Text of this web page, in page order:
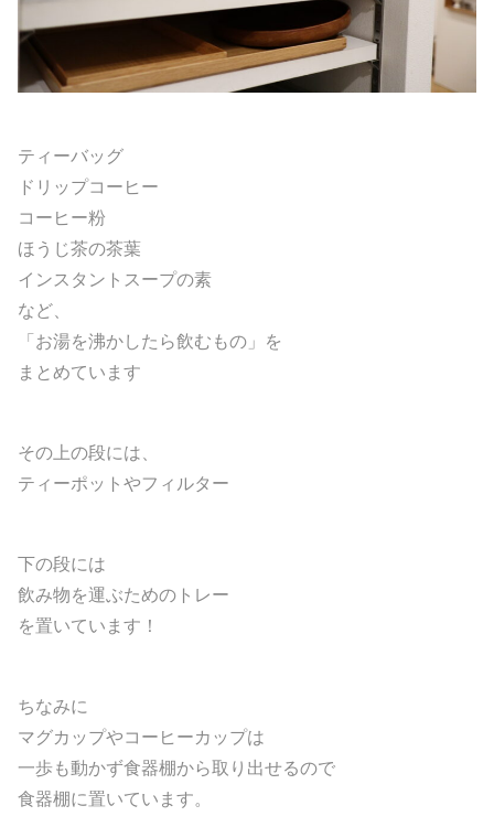
ティーバッグ
ドリップコーヒー
コーヒー粉
ほうじ茶の茶葉
インスタントスープの素
など、
「お湯を沸かしたら飲むもの」を
まとめています
その上の段には、
ティーポットやフィルター
下の段には
飲み物を運ぶためのトレー
を置いています！
ちなみに
マグカップやコーヒーカップは
一歩も動かず食器棚から取り出せるので
食器棚に置いています。